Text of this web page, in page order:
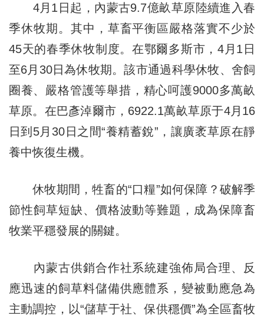
4月1日起，內蒙古9.7億畝草原陸續進入春
季休牧期。其中，草畜平衡區嚴格落實不少於
45天的春季休牧制度。在鄂爾多斯市，4月1日
至6月30日為休牧期。該市通過科學休牧、舍飼
圈養、嚴格管護等舉措，精心呵護9000多萬畝
草原。在巴彥淖爾市，6922.1萬畝草原于4月16
日到5月30日之間“養精蓄銳”，讓廣袤草原在靜
養中恢復生機。
休牧期間，牲畜的“口糧”如何保障？破解季
節性飼草短缺、價格波動等難題，成為保障畜
牧業平穩發展的關鍵。
內蒙古供銷合作社系統建強佈局合理、反
應迅速的飼草料儲備供應體系，變被動應急為
主動調控，以“儲草于社、保供穩價”為全區畜牧